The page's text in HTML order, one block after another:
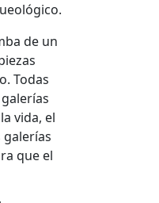
de un
Todas
vida, el
que el